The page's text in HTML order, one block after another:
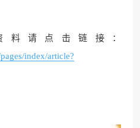
料请点击链接：
index/article?